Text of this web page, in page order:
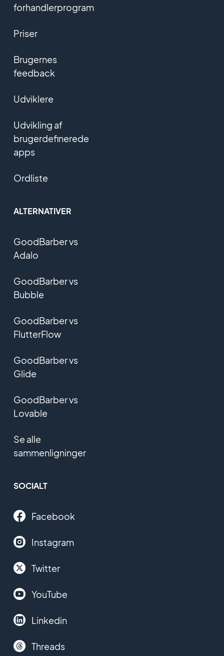
forhandlerprogram
Priser
Brugernes
feedback
Udviklere
Udvikling af
brugerdefinerede
apps
Ordliste
ALTERNATIVER
GoodBarber vs
Adalo
GoodBarber vs
Bubble
GoodBarber vs
FlutterFlow
GoodBarber vs
Glide
GoodBarber vs
Lovable
Se alle
sammenligninger
SOCIALT
Facebook
Instagram
Twitter
YouTube
Linkedin
Threads